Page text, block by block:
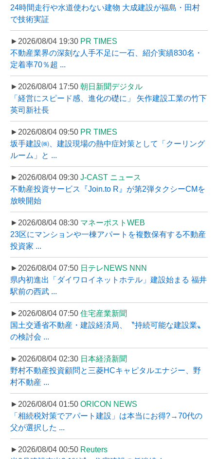
24時間走行や水道使わない建物 大成建設が福島・田村
で技術実証
►2026/08/04 19:30 PR TIMES
不動産業界の深刻な人手不足に一石、紹介実績830名・
定着率70％超 ...
►2026/08/04 17:50 朝日新聞デジタル
「経営にスピード感、進化の礎に」 矢作建設工業の竹下
英司新社長
►2026/08/04 09:50 PR TIMES
坂手建設㈱、建設現場の熱中症対策として「クーリング
ルーム」と ...
►2026/08/04 09:30 J-CAST ニュース
不動産投資サービス『Join.to R』が第2弾タクシーCMを
放映開始
►2026/08/04 08:30 マネーポストWEB
23区にマンションや一棟アパートを複数保有する不動産
投資家 ...
►2026/08/04 07:50 日テレNEWS NNN
県内初進出「ダイワロイネットホテル」建設始まる 福井
駅前の西武 ...
►2026/08/04 07:50 住宅産業新聞
国土交通省不動産・建設経済局、〝持続可能な建設業〟
の検討会 ...
►2026/08/04 02:30 日本経済新聞
野村不動産投資顧問と三菱HCキャピタルエナジー、野
村不動産 ...
►2026/08/04 01:50 ORICON NEWS
「相続税対策でアパート建設」は本当にお得?→70代の
父が選択した ...
►2026/08/04 00:50 Reuters